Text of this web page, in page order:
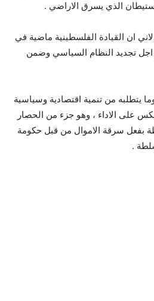
الذي يسرق الاراضي .
ان القيادة الفلسطينية ماضية في
اجل تجديد النظام السياسي وضمن
يتطلبه من تنمية اقتصادية وسياسية
على الاداء ، وهو جزء من الحصار
بفعل سرقة الاموال من قبل حكومة
.